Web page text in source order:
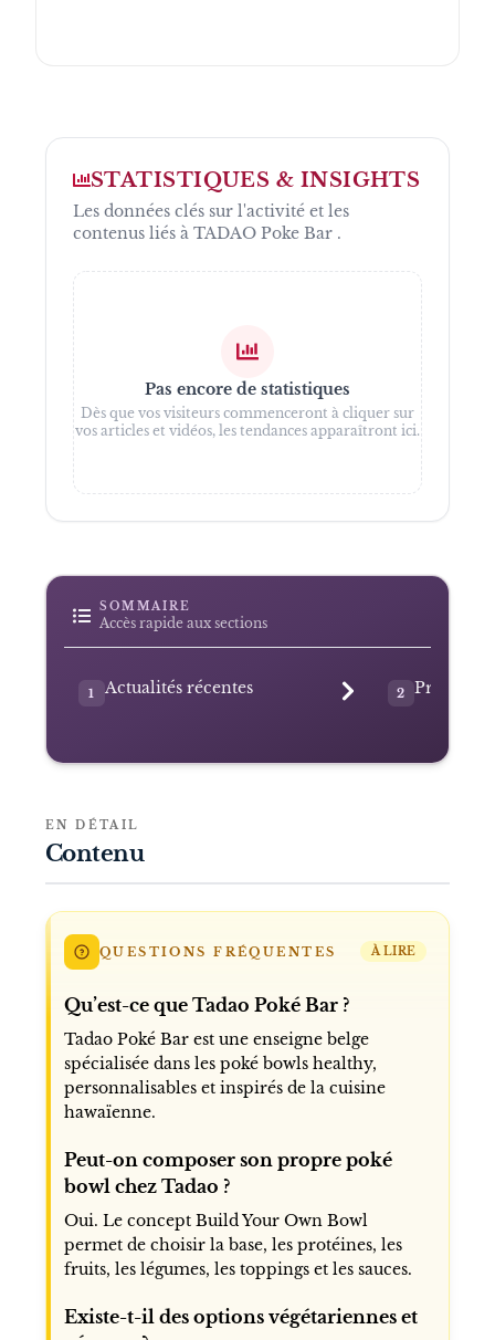
STATISTIQUES & INSIGHTS
Les données clés sur l'activité et les
contenus liés à TADAO Poke Bar .
Pas encore de statistiques
Dès que vos visiteurs commenceront à cliquer sur
vos articles et vidéos, les tendances apparaîtront ici.
SOMMAIRE
Accès rapide aux sections
1 Actualités récentes 2
EN DÉTAIL
Contenu
QUESTIONS FRÉQUENTES À LIRE
Qu’est-ce que Tadao Poké Bar ?
Tadao Poké Bar est une enseigne belge
spécialisée dans les poké bowls healthy,
personnalisables et inspirés de la cuisine
hawaïenne.
Peut-on composer son propre poké
bowl chez Tadao ?
Oui. Le concept Build Your Own Bowl
permet de choisir la base, les protéines, les
fruits, les légumes, les toppings et les sauces.
Existe-t-il des options végétariennes et